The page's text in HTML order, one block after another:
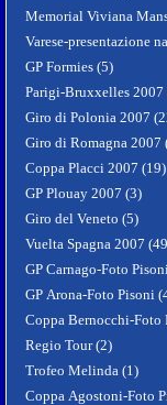
Memorial Viviana
Varese-presentazione
GP Formies (5)
Parigi-Bruxxelles 2007
Giro di Polonia 2007
Giro di Romagna 2007
Coppa Placci 2007 (19)
GP Plouay 2007 (3)
Giro del Veneto (5)
Vuelta Spagna 2007
GP Carnago-Foto
GP Arona-Foto Pisoni
Coppa Bernocchi-Foto
Regio Tour (2)
Trofeo Melinda (1)
Coppa Agostoni-Foto